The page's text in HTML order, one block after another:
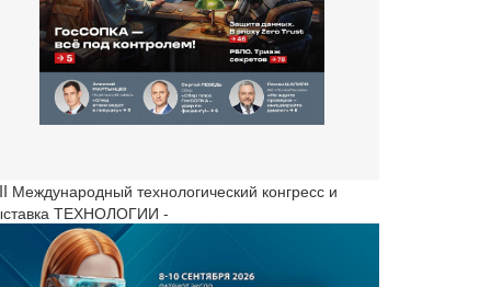
Международный технологический конгресс и
ТЕХНОЛОГИИ -